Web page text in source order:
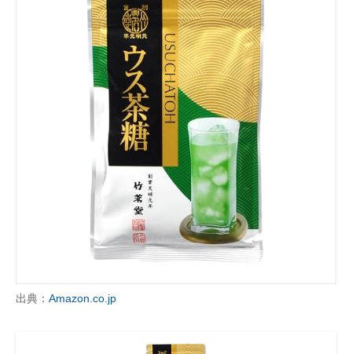
電子設計の基本と応用
エネルギーの専門メディア
建設×テクノロジーの最前線
ちょっと気になるネットの話題
出典： Amazon.co.jp